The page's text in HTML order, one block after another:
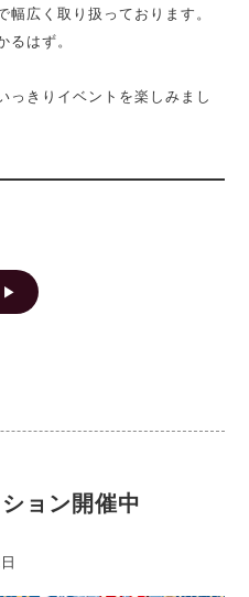
幅広く取り扱っております。
るはず。
っきりイベントを楽しみまし
▶︎
ョン開催中